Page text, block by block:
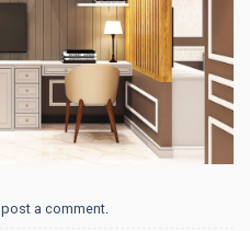
post a comment